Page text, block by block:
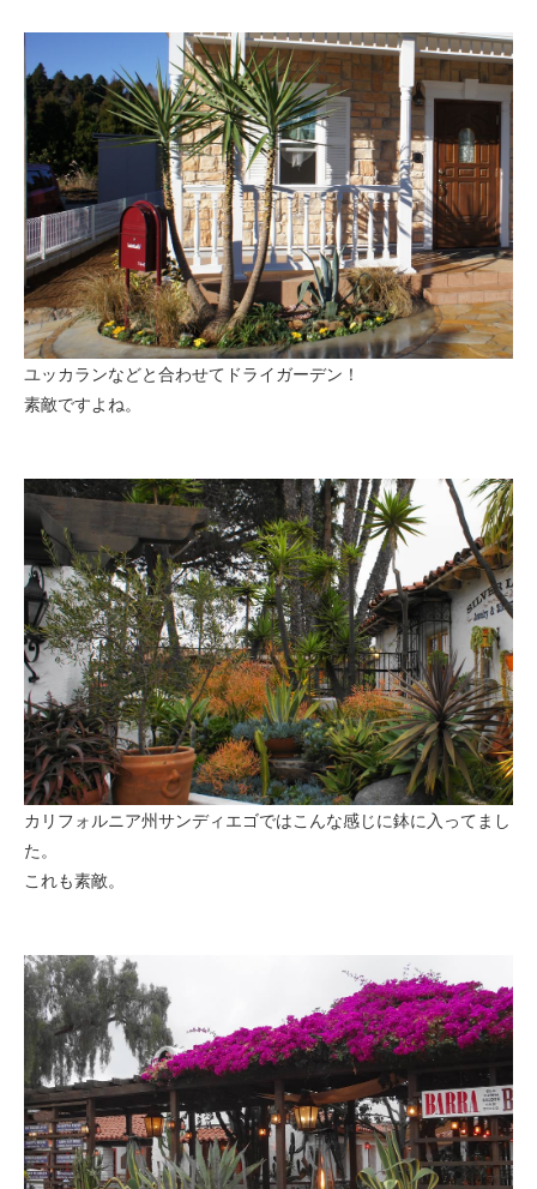
ユッカランなどと合わせてドライガーデン！
素敵ですよね。
カリフォルニア州サンディエゴではこんな感じに鉢に入ってまし
た。
これも素敵。